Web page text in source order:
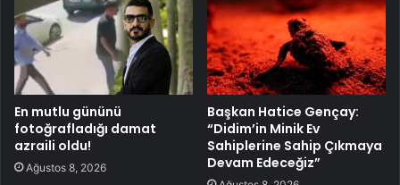
En mutlu gününü
fotoğrafladığı damat
azraili oldu!
Ağustos 8, 2026
Başkan Hatice Gençay:
“Didim’in Minik Ev
Sahiplerine Sahip Çıkmaya
Devam Edeceğiz”